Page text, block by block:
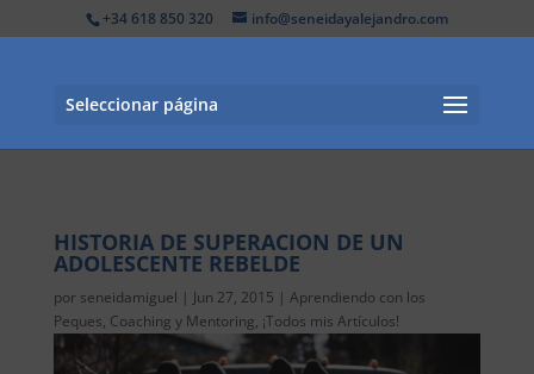
+34 618 850 320 info@seneidayalejandro.com
Seleccionar página
HISTORIA DE SUPERACION DE UN
ADOLESCENTE REBELDE
por seneidamiguel | Jun 27, 2015 | Aprendiendo con los
Peques, Coaching y Mentoring, ¡Todos mis Artículos!